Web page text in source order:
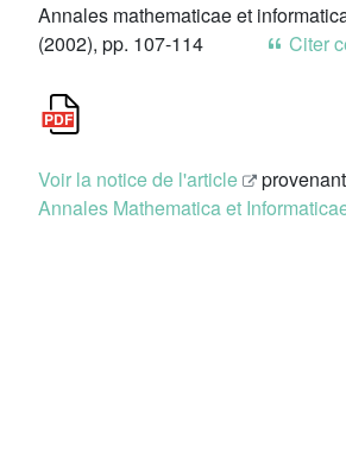
Annales mathematicae et
(2002), pp. 107-114
Citer
Voir la notice de l'article
Annales Mathematica et